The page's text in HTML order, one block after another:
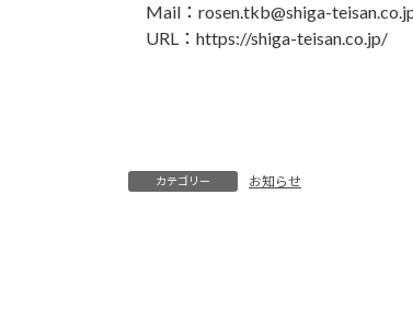
Mail：rosen.tkb@shiga-
URL：https://shiga-teisan.co.jp/
カテゴリー お知らせ